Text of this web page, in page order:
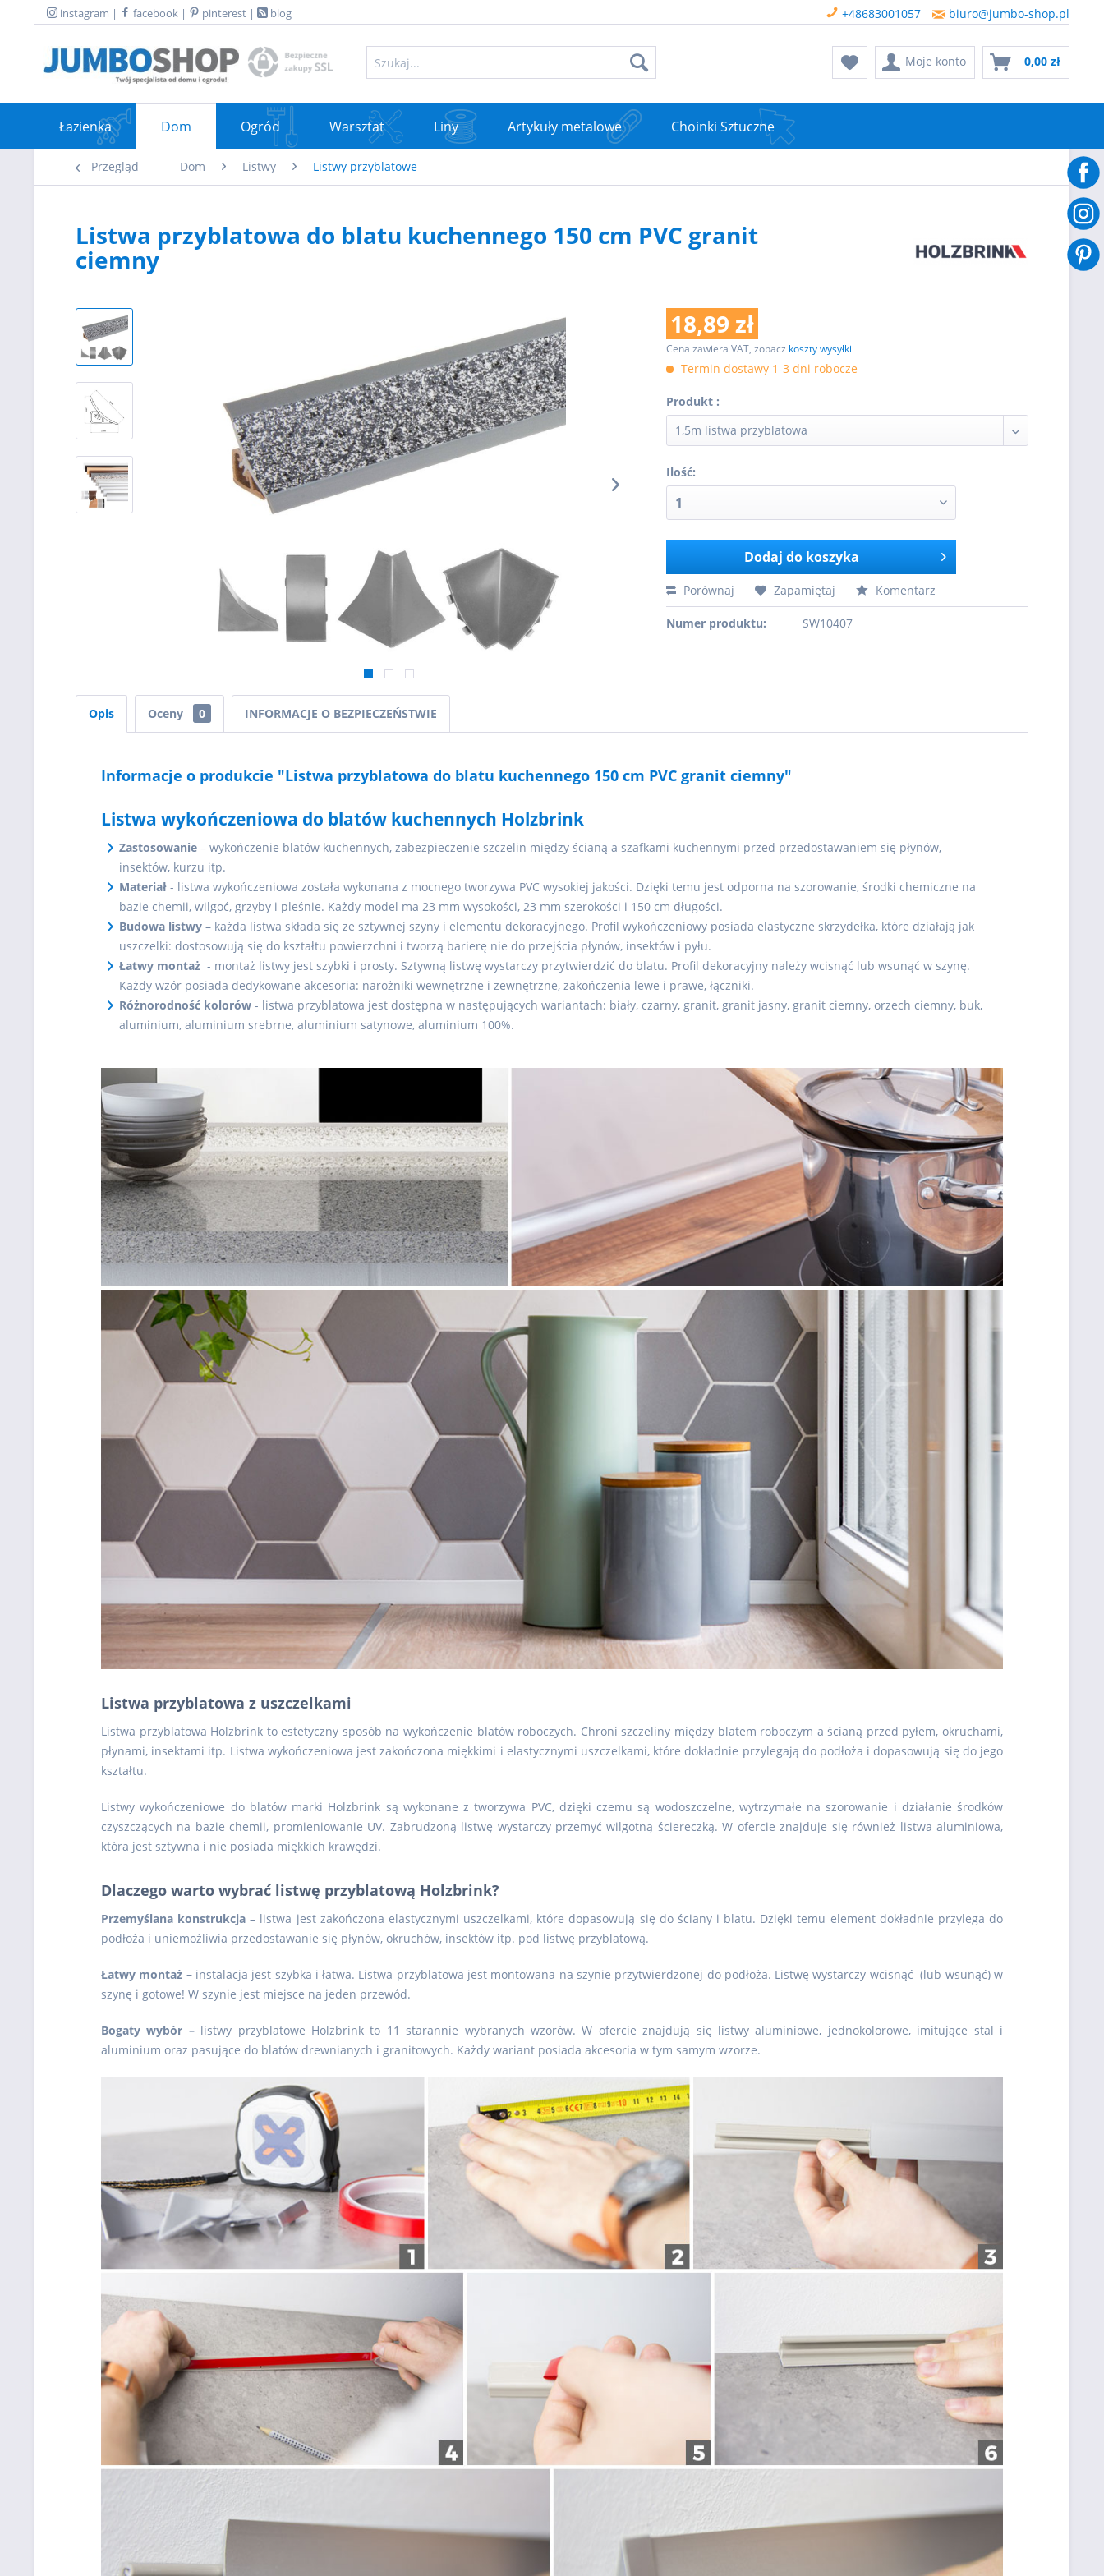
instagram | facebook | pinterest | blog +48683001057 biuro@jumbo-shop.pl
Moje konto 0,00 zł
Łazienka Dom Ogród Warsztat Liny Artykuły metalowe Choinki Sztuczne
Przegląd Dom Listwy Listwy przyblatowe
Listwa przyblatowa do blatu kuchennego 150 cm PVC granit
ciemny
18,89 zł
Cena zawiera VAT, zobacz koszty wysyłki
Termin dostawy 1-3 dni robocze
Produkt :
Ilość:
Dodaj do koszyka
Porównaj Zapamiętaj Komentarz
Numer produktu: SW10407
Opis Oceny 0 INFORMACJE O BEZPIECZEŃSTWIE
Informacje o produkcie "Listwa przyblatowa do blatu kuchennego 150 cm PVC granit ciemny"
Listwa wykończeniowa do blatów kuchennych Holzbrink
Zastosowanie – wykończenie blatów kuchennych, zabezpieczenie szczelin między ścianą a szafkami kuchennymi przed przedostawaniem się płynów,
insektów, kurzu itp.
Materiał - listwa wykończeniowa została wykonana z mocnego tworzywa PVC wysokiej jakości. Dzięki temu jest odporna na szorowanie, środki chemiczne na
bazie chemii, wilgoć, grzyby i pleśnie. Każdy model ma 23 mm wysokości, 23 mm szerokości i 150 cm długości.
Budowa listwy – każda listwa składa się ze sztywnej szyny i elementu dekoracyjnego. Profil wykończeniowy posiada elastyczne skrzydełka, które działają jak
uszczelki: dostosowują się do kształtu powierzchni i tworzą barierę nie do przejścia płynów, insektów i pyłu.
Łatwy montaż - montaż listwy jest szybki i prosty. Sztywną listwę wystarczy przytwierdzić do blatu. Profil dekoracyjny należy wcisnąć lub wsunąć w szynę.
Każdy wzór posiada dedykowane akcesoria: narożniki wewnętrzne i zewnętrzne, zakończenia lewe i prawe, łączniki.
Różnorodność kolorów - listwa przyblatowa jest dostępna w następujących wariantach: biały, czarny, granit, granit jasny, granit ciemny, orzech ciemny, buk,
aluminium, aluminium srebrne, aluminium satynowe, aluminium 100%.
Listwa przyblatowa z uszczelkami
Listwa przyblatowa Holzbrink to estetyczny sposób na wykończenie blatów roboczych. Chroni szczeliny między blatem roboczym a ścianą przed pyłem, okruchami,
płynami, insektami itp. Listwa wykończeniowa jest zakończona miękkimi i elastycznymi uszczelkami, które dokładnie przylegają do podłoża i dopasowują się do jego
kształtu.
Listwy wykończeniowe do blatów marki Holzbrink są wykonane z tworzywa PVC, dzięki czemu są wodoszczelne, wytrzymałe na szorowanie i działanie środków
czyszczących na bazie chemii, promieniowanie UV. Zabrudzoną listwę wystarczy przemyć wilgotną ściereczką. W ofercie znajduje się również listwa aluminiowa,
która jest sztywna i nie posiada miękkich krawędzi.
Dlaczego warto wybrać listwę przyblatową Holzbrink?
Przemyślana konstrukcja – listwa jest zakończona elastycznymi uszczelkami, które dopasowują się do ściany i blatu. Dzięki temu element dokładnie przylega do
podłoża i uniemożliwia przedostawanie się płynów, okruchów, insektów itp. pod listwę przyblatową.
Łatwy montaż – instalacja jest szybka i łatwa. Listwa przyblatowa jest montowana na szynie przytwierdzonej do podłoża. Listwę wystarczy wcisnąć (lub wsunąć) w
szynę i gotowe! W szynie jest miejsce na jeden przewód.
Bogaty wybór – listwy przyblatowe Holzbrink to 11 starannie wybranych wzorów. W ofercie znajdują się listwy aluminiowe, jednokolorowe, imitujące stal i
aluminium oraz pasujące do blatów drewnianych i granitowych. Każdy wariant posiada akcesoria w tym samym wzorze.